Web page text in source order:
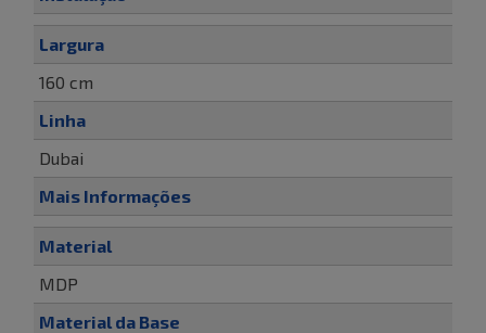
Largura
160 cm
Linha
Dubai
Mais Informações
Material
MDP
Material da Base